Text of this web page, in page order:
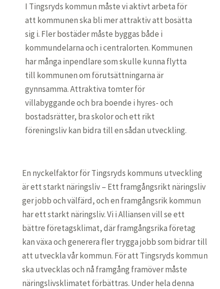
I Tingsryds kommun måste vi aktivt arbeta för
att kommunen ska bli mer attraktiv att bosätta
sig i. Fler bostäder måste byggas både i
kommundelarna och i centralorten. Kommunen
har många inpendlare som skulle kunna flytta
till kommunen om förutsättningarna är
gynnsamma. Attraktiva tomter för
villabyggande och bra boende i hyres- och
bostadsrätter, bra skolor och ett rikt
föreningsliv kan bidra till en sådan utveckling.
En nyckelfaktor för Tingsryds kommuns utveckling
är ett starkt näringsliv – Ett framgångsrikt näringsliv
ger jobb och välfärd, och en framgångsrik kommun
har ett starkt näringsliv. Vi i Alliansen vill se ett
bättre företagsklimat, där framgångsrika företag
kan växa och generera fler trygga jobb som bidrar till
att utveckla vår kommun. För att Tingsryds kommun
ska utvecklas och nå framgång framöver måste
näringslivsklimatet förbättras. Under hela denna